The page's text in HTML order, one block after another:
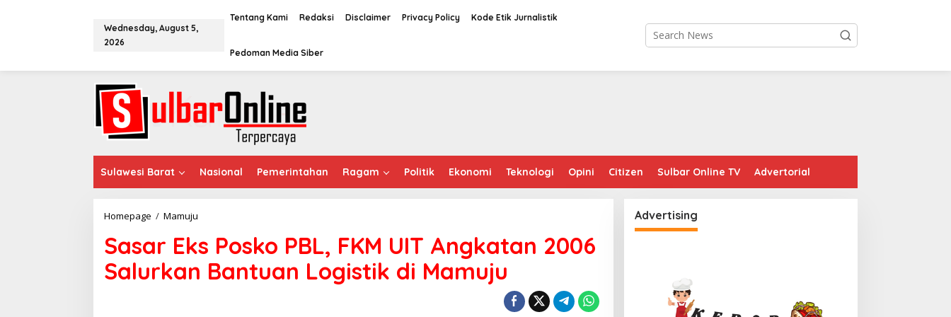
o
Wednesday, August 5,
2026
Tentang Kami Redaksi Disclaimer Privacy Policy Kode Etik Jurnalistik
Pedoman Media Siber
Sulawesi Barat Nasional Pemerintahan Ragam Politik Ekonomi Teknologi Opini Citizen Sulbar Online TV Advertorial
Homepage / Mamuju
s
a
r
E
Sasar Eks Posko PBL, FKM UIT Angkatan 2006
Salurkan Bantuan Logistik di Mamuju
Advertising